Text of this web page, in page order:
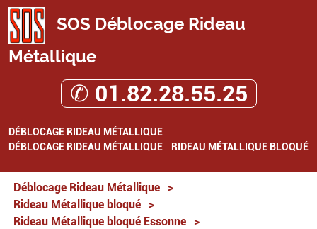
SOS Déblocage Rideau
Métallique
✆ 01.82.28.55.25
DÉBLOCAGE RIDEAU MÉTALLIQUE
DÉBLOCAGE RIDEAU MÉTALLIQUE
RIDEAU MÉTALLIQUE BLOQUÉ
Déblocage Rideau Métallique
>
Rideau Métallique bloqué
>
Rideau Métallique bloqué Essonne
>